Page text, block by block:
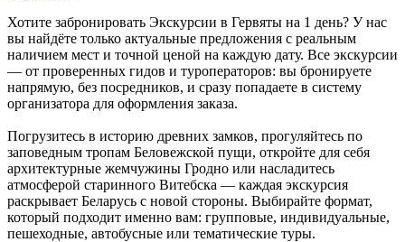
Хотите забронировать Экскурсии в Гервяты на 1 день? У нас
вы найдёте только актуальные предложения с реальным
наличием мест и точной ценой на каждую дату. Все экскурсии
— от проверенных гидов и туроператоров: вы бронируете
напрямую, без посредников, и сразу попадаете в систему
организатора для оформления заказа.
Погрузитесь в историю древних замков, прогуляйтесь по
заповедным тропам Беловежской пущи, откройте для себя
архитектурные жемчужины Гродно или насладитесь
атмосферой старинного Витебска — каждая экскурсия
раскрывает Беларусь с новой стороны. Выбирайте формат,
который подходит именно вам: групповые, индивидуальные,
пешеходные, автобусные или тематические туры.